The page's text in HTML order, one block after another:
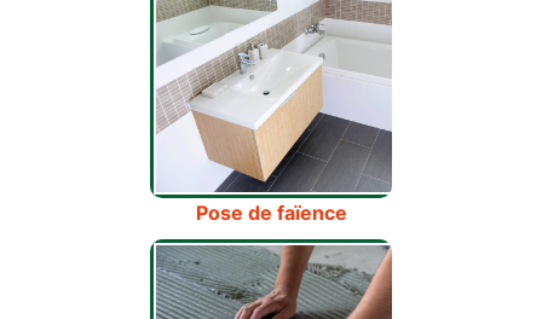
Pose de faïence